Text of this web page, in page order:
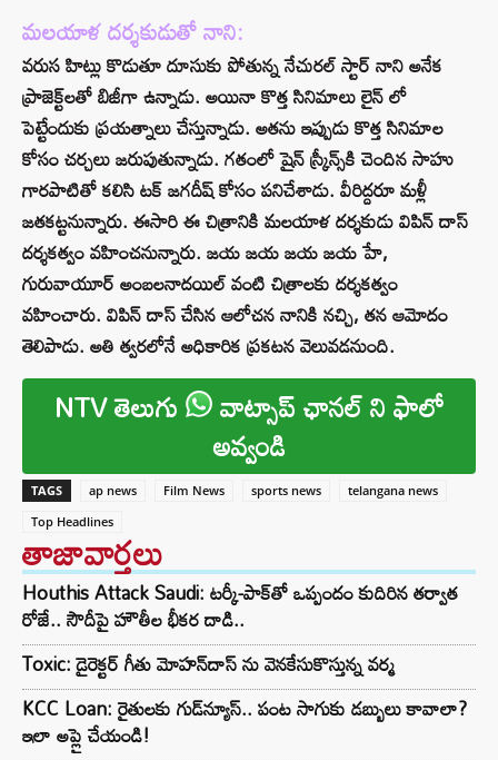
మలయాళ దర్శకుడుతో నాని:
వరుస హిట్లు కొడుతూ దూసుకు పోతున్న నేచురల్ స్టార్ నాని అనేక
ప్రాజెక్ట్‌లతో బిజీగా ఉన్నాడు. అయినా కొత్త సినిమాలు లైన్ లో
పెట్టేందుకు ప్రయత్నాలు చేస్తున్నాడు. అతను ఇప్పుడు కొత్త సినిమాల
కోసం చర్చలు జరుపుతున్నాడు. గతంలో షైన్ స్క్రీన్స్‌కి చెందిన సాహు
గారపాటితో కలిసి టక్ జగదీష్ కోసం పనిచేశాడు. వీరిద్దరూ మళ్లీ
జతకట్టనున్నారు. ఈసారి ఈ చిత్రానికి మలయాళ దర్శకుడు విపిన్ దాస్
దర్శకత్వం వహించనున్నారు. జయ జయ జయ జయ హే,
గురువాయూర్ అంబలనాదయిల్ వంటి చిత్రాలకు దర్శకత్వం
వహించారు. విపిన్ దాస్ చేసిన ఆలోచన నానికి నచ్చి, తన ఆమోదం
తెలిపాడు. అతి త్వరలోనే అధికారిక ప్రకటన వెలువడనుంది.
NTV తెలుగు వాట్సాప్ ఛానల్ ని ఫాలో
అవ్వండి
TAGS ap news Film News sports news
telangana news
Top Headlines
తాజావార్తలు
Houthis Attack Saudi: టర్కీ-పాక్‌తో ఒప్పందం కుదిరిన తర్వాత
రోజే.. సౌదీపై హౌతీల భీకర దాడి..
Toxic: డైరెక్టర్ గీతు మోహన్‌దాస్ ను వెనకేసుకొస్తున్న వర్మ
KCC Loan: రైతులకు గుడ్‌న్యూస్.. పంట సాగుకు డబ్బులు కావాలా?
ఇలా అప్లై చేయండి!